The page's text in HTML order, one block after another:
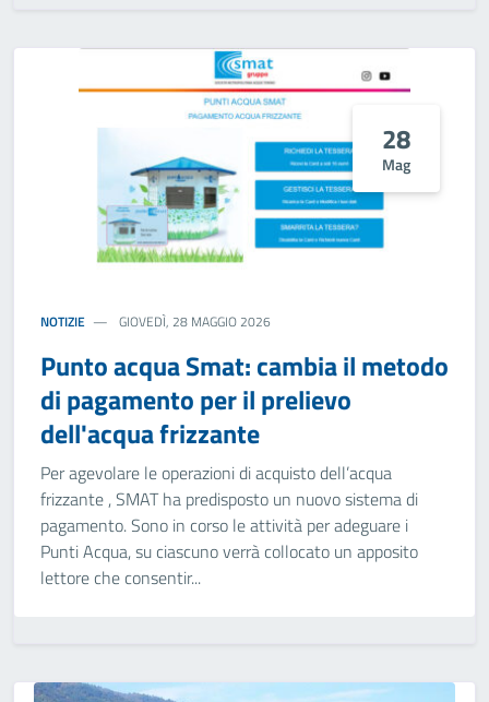
28
Mag
NOTIZIE GIOVEDÌ, 28 MAGGIO 2026
Punto acqua Smat: cambia il metodo
di pagamento per il prelievo
dell'acqua frizzante
Per agevolare le operazioni di acquisto dell’acqua
frizzante , SMAT ha predisposto un nuovo sistema di
pagamento. Sono in corso le attività per adeguare i
Punti Acqua, su ciascuno verrà collocato un apposito
lettore che consentir...